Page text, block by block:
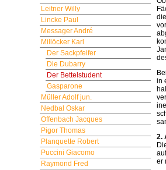
Leitner Willy
Lincke Paul
Messager André
Millöcker Karl
Der Sackpfeifer
Die Dubarry
Der Bettelstudent
Gasparone
Müller Adolf jun.
Nedbal Oskar
Offenbach Jacques
Pigor Thomas
Planquette Robert
Puccini Giacomo
Raymond Fred
in
2.
er